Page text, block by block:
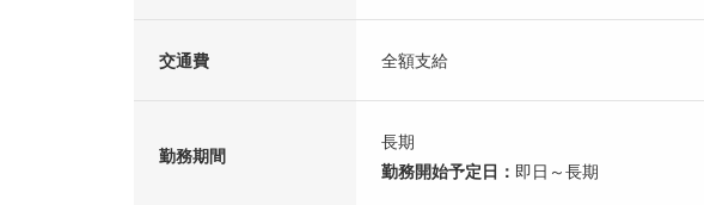
交通費 全額支給
勤務期間
長期
勤務開始予定日： 即日～長期